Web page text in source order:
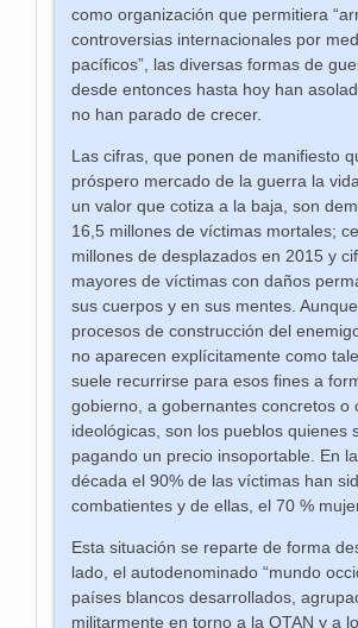
como organización que permitiera
controversias internacionales por
pacíficos”, las diversas formas de
desde entonces hasta hoy han
no han parado de crecer.
Las cifras, que ponen de manifiesto
próspero mercado de la guerra la
un valor que cotiza a la baja, son
16,5 millones de víctimas mortales;
millones de desplazados en 2015 y
mayores de víctimas con daños
sus cuerpos y en sus mentes.
procesos de construcción del
no aparecen explícitamente como
suele recurrirse para esos fines a
gobierno, a gobernantes concretos o
ideológicas, son los pueblos quienes
pagando un precio insoportable. En
década el 90% de las víctimas han
combatientes y de ellas, el 70 %
Esta situación se reparte de forma
lado, el autodenominado “mundo
países blancos desarrollados,
militarmente en torno a la OTAN y a